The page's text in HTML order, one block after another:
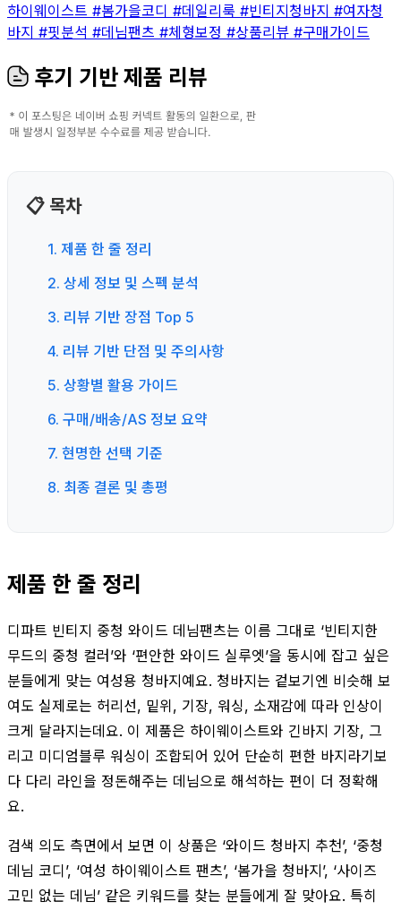
하이웨이스트 #봄가을코디 #데일리룩 #빈티지청바지 #여자청
바지 #핏분석 #데님팬츠 #체형보정 #상품리뷰 #구매가이드
후기 기반 제품 리뷰
📋 목차
1. 제품 한 줄 정리
2. 상세 정보 및 스펙 분석
3. 리뷰 기반 장점 Top 5
4. 리뷰 기반 단점 및 주의사항
5. 상황별 활용 가이드
6. 구매/배송/AS 정보 요약
7. 현명한 선택 기준
8. 최종 결론 및 총평
제품 한 줄 정리
디파트 빈티지 중청 와이드 데님팬츠는 이름 그대로 ‘빈티지한
무드의 중청 컬러’와 ‘편안한 와이드 실루엣’을 동시에 잡고 싶은
분들에게 맞는 여성용 청바지예요. 청바지는 겉보기엔 비슷해 보
여도 실제로는 허리선, 밑위, 기장, 워싱, 소재감에 따라 인상이
크게 달라지는데요. 이 제품은 하이웨이스트와 긴바지 기장, 그
리고 미디엄블루 워싱이 조합되어 있어 단순히 편한 바지라기보
다 다리 라인을 정돈해주는 데님으로 해석하는 편이 더 정확해
요.
검색 의도 측면에서 보면 이 상품은 ‘와이드 청바지 추천’, ‘중청
데님 코디’, ‘여성 하이웨이스트 팬츠’, ‘봄가을 청바지’, ‘사이즈
고민 없는 데님’ 같은 키워드를 찾는 분들에게 잘 맞아요. 특히